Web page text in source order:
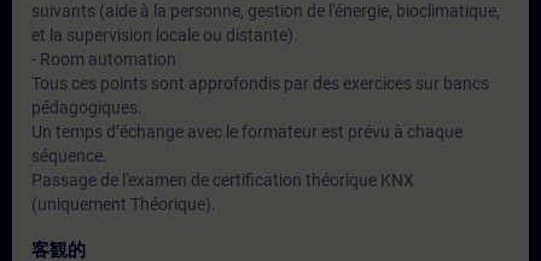
suivants (aide à la personne, gestion de l'énergie, bioclimatique,
et la supervision locale ou distante).
- Room automation
Tous ces points sont approfondis par des exercices sur bancs
pédagogiques.
Un temps d’échange avec le formateur est prévu à chaque
séquence.
Passage de l'examen de certification théorique KNX
(uniquement Théorique).
客観的